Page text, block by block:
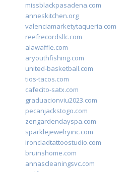
missblackpasadena.com
anneskitchen.org
valenciamarketytaqueria.com
reefrecordsllc.com
alawaffle.com
aryouthfishing.com
united-basketball.com
tios-tacos.com
cafecito-satx.com
graduacionviu2023.com
pecanjackstogo.com
zengardendayspa.com
sparklejewelryinc.com
ironcladtattoostudio.com
bruinshome.com
annascleaningsvc.com